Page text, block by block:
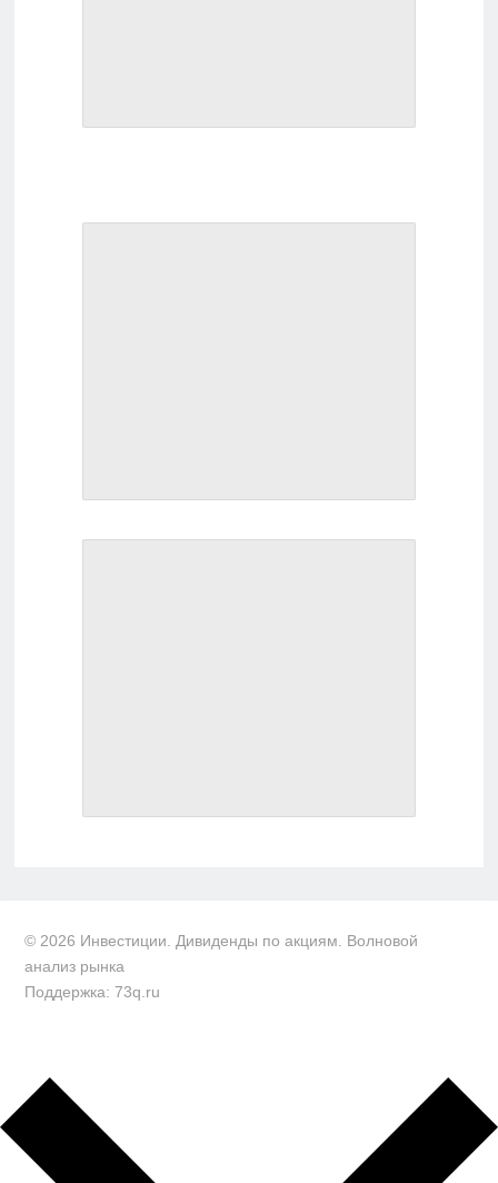
© 2026 Инвестиции. Дивиденды по акциям. Волновой
анализ рынка
Поддержка: 73q.ru